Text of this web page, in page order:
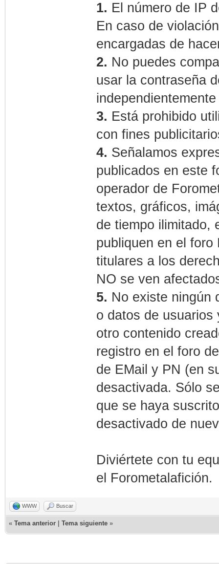
1. El número de IP
En caso de
encargadas de
2. No puedes
usar la contraseña
3. Está prohibido
con fines
4. Señalamos
publicados en este
operador de
textos, gráficos,
de tiempo ilimitado,
publiquen en el
titulares a los
NO se ven
5. No existe ningún
o datos de usuarios
otro contenido
registro en el foro
de EMail y PN (en
desactivada. Sólo
que se haya
desactivado de
Diviértete con tu
el Forometalafición.
WWW Buscar
« Tema anterior Tema siguiente »